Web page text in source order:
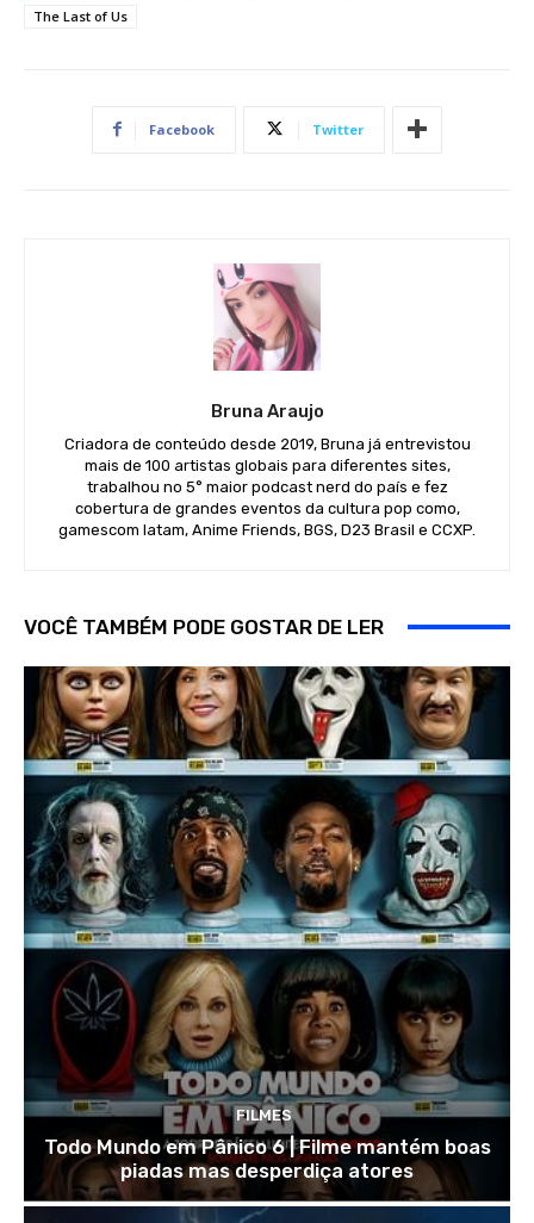
The Last of Us
Facebook Twitter
Bruna Araujo
Criadora de conteúdo desde 2019, Bruna já entrevistou
mais de 100 artistas globais para diferentes sites,
trabalhou no 5° maior podcast nerd do país e fez
cobertura de grandes eventos da cultura pop como,
gamescom latam, Anime Friends, BGS, D23 Brasil e CCXP.
VOCÊ TAMBÉM PODE GOSTAR DE LER
FILMES
Todo Mundo em Pânico 6 | Filme mantém boas
piadas mas desperdiça atores